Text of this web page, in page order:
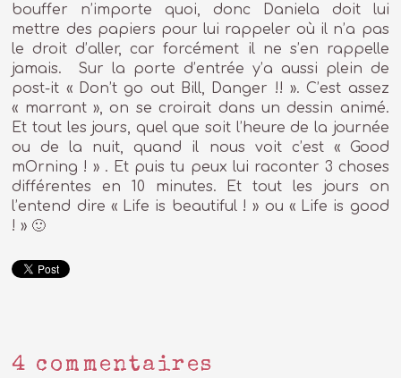
bouffer n’importe quoi, donc Daniela doit lui
mettre des papiers pour lui rappeler où il n’a pas
le droit d’aller, car forcément il ne s’en rappelle
jamais. Sur la porte d’entrée y’a aussi plein de
post-it « Don’t go out Bill, Danger !! ». C’est assez
« marrant », on se croirait dans un dessin animé.
Et tout les jours, quel que soit l’heure de la journée
ou de la nuit, quand il nous voit c’est « Good
mOrning ! » . Et puis tu peux lui raconter 3 choses
différentes en 10 minutes. Et tout les jours on
l’entend dire « Life is beautiful ! » ou « Life is good
! » 🙂
4 commentaires